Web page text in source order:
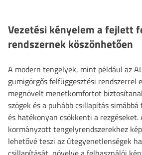
Vezetési kényelem a fejlett
rendszernek köszönhetően
A modern tengelyek, mint például az
gumigörgős felfüggesztési rendszerrel
megnövelt menetkomfortot
szögek és a puhább csillapítás
és hatékonyan csökkenti a rezgéseket.
kormányzott tengelyrendszerekhez
lehetővé teszi az útegyenetlenségek